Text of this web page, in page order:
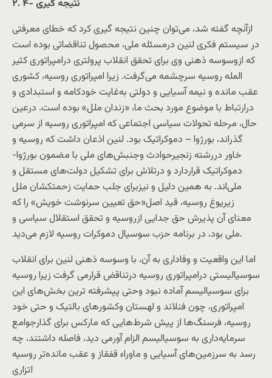
۲. ۴- نتيجه گيری
ازآنچه گفته شد، می‌توان چنين نتيجه گيری کرد که خطای معرفتی
در سيستم فکری لنين درمسئله ملی، محصول تناقضاتی بوده است
که ازوسوسه ذهنی وی برای تحقق انقلاب پرولتری درامپراتوری کثير
المله روسيه سرچشمه می‌گرفت. زيرا امپراتوری روسيه، کشوری
عقب مانده و نيمه آسيايی و دولتی به‌غايت خودکامه و استبدادی و
درارتباط با موضوع مورد بحث ما، «زندان ملل» بوده است. درعین
حال، مرحله تحولات سياسی اجتماعی که امپراتوری روسيه از سرمی
گذراند، بورژوا – دموکراتيک بود. لنين اذعان داشت که روسيه و
خاور دررشته زنجيرحوادث وجنبش‌های ملی با مضمون بورژوا-
دموکراتيک قراردارد و درتلاش برای تشکيل دولت‌های مستقل و
ملی‌اند. به همين دليل و نیزبرای جلب حمایت زحمتکشان ملل
زیریوغ روسیه، قيد اصل«حق تعيين سرنوشت خويش» را که
معنای آن پذيرش حق جدايی ازروسيه و تحقق استقلال سياسی و
ملی بود، در برنامه حزب سوسيال دموکرات روسیه لازم می‌ديد.
اما این واقعیت و وفاداری به آن، با وسوسه ذهنی لنین برای انقلاب
سوسیالیستی درامپراتوری روسیه درتناقض قرارمی گرفت زیرا روسیه
برای سوسیالیسم آماده نبود وحتی پپشرفته‌ ترين بخش‌های اين
امپراتوری، چون فنلاند و لهستان وکشورهای بالتيک و حتی خود
روسيه، فرسنگ‌ها از پیش شرط‌هایی که مارکس برای گذارجوامع
سرمايه‌داری به سوسياليسم الزام آورمی ديد، فاصله داشتند، چه
رسد به سرزمين‌های آسيايی و ماوراء قفقاز و عقب مانده‌تر روسيه
تزاری!